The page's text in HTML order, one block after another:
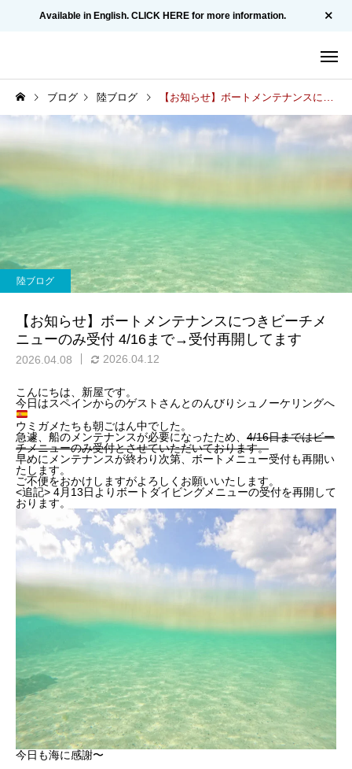
Available in English. CLICK HERE for more information.
ブログ 陸ブログ 【お知らせ】ボートメンテナンスにつきビーチメニューのみ受付 4/16まで→受付再開してます
陸ブログ
【お知らせ】ボートメンテナンスにつきビーチメ
ニューのみ受付 4/16まで→受付再開してます
2026.04.08 2026.04.12
こんにちは、新屋です。
今日はスペインからのゲストさんとのんびりシュノーケリングへ
ウミガメたちも朝ごはん中でした。
急遽、船のメンテナンスが必要になったため、 4/16日まではビー
チメニューのみ受付とさせていただいております。
早めにメンテナンスが終わり次第、ボートメニュー受付も再開い
たします。
ご不便をおかけしますがよろしくお願いいたします。
<追記> 4月13日よりボートダイビングメニューの受付を再開して
おります。
今日も海に感謝〜